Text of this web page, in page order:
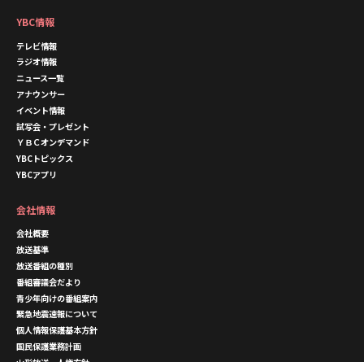
YBC情報
テレビ情報
ラジオ情報
ニュース一覧
アナウンサー
イベント情報
試写会・プレゼント
ＹＢＣオンデマンド
YBCトピックス
YBCアプリ
会社情報
会社概要
放送基準
放送番組の種別
番組審議会だより
青少年向けの番組案内
緊急地震速報について
個人情報保護基本方針
国民保護業務計画